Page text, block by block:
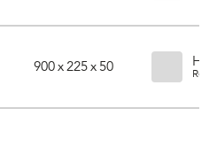
900 x 225 x 50